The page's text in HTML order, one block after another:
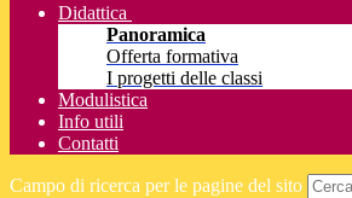
Didattica
Panoramica
Offerta formativa
I progetti delle classi
Modulistica
Info utili
Contatti
Campo di ricerca per le pagine del sito